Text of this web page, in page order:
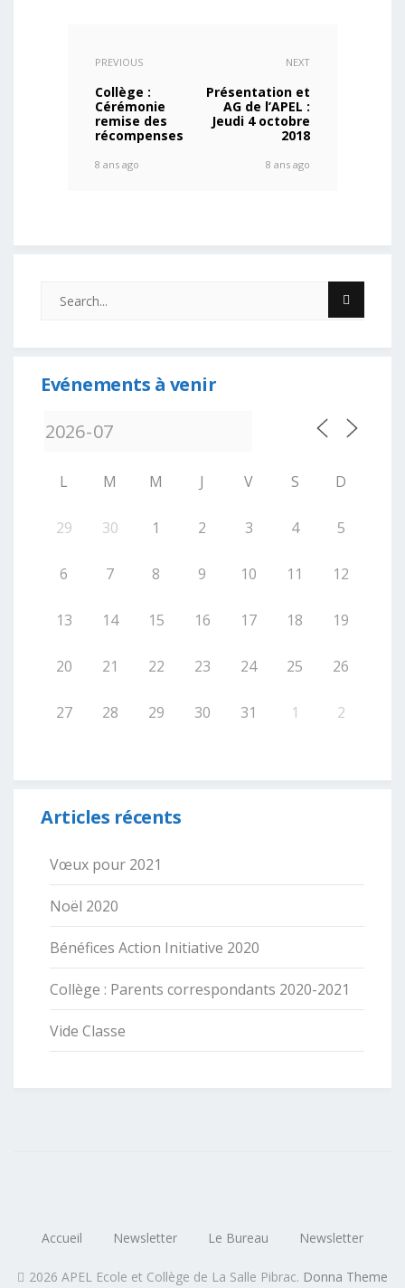
PREVIOUS
Collège :
Cérémonie
remise des
récompenses
8 ans ago
NEXT
Présentation et
AG de l’APEL :
Jeudi 4 octobre
2018
8 ans ago
Evénements à venir
L M M J V S D
29 30 1 2 3 4 5
6 7 8 9 10 11 12
13 14 15 16 17 18 19
20 21 22 23 24 25 26
27 28 29 30 31 1 2
Articles récents
Vœux pour 2021
Noël 2020
Bénéfices Action Initiative 2020
Collège : Parents correspondants 2020-2021
Vide Classe
Accueil Newsletter Le Bureau Newsletter
2026 APEL Ecole et Collège de La Salle Pibrac. Donna Theme